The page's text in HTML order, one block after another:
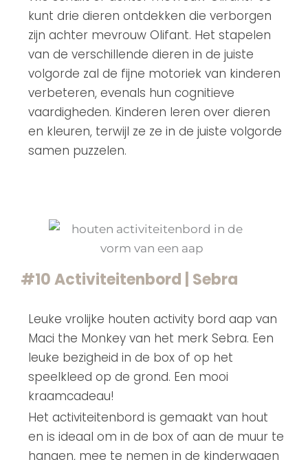
kunt drie dieren ontdekken die verborgen
zijn achter mevrouw Olifant. Het stapelen
van de verschillende dieren in de juiste
volgorde zal de fijne motoriek van kinderen
verbeteren, evenals hun cognitieve
vaardigheden. Kinderen leren over dieren
en kleuren, terwijl ze ze in de juiste volgorde
samen puzzelen.
#10 Activiteitenbord | Sebra
Leuke vrolijke houten activity bord aap van
Maci the Monkey van het merk Sebra. Een
leuke bezigheid in de box of op het
speelkleed op de grond. Een mooi
kraamcadeau!
Het activiteitenbord is gemaakt van hout
en is ideaal om in de box of aan de muur te
hangen, mee te nemen in de kinderwagen